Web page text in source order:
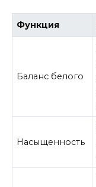
Функция
Баланс белого
Насыщенность